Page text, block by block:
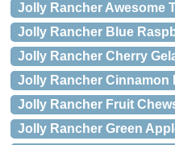
Jolly Rancher Awesome
Jolly Rancher Blue
Jolly Rancher Cherry
Jolly Rancher Cinnamon
Jolly Rancher Fruit
Jolly Rancher Green